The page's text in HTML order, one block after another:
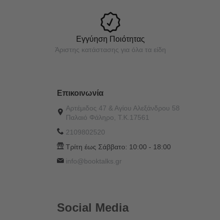
Εγγύηση Ποιότητας
Άριστης κατάστασης για όλα τα είδη
Επικοινωνία
Αρτέμιδος 47 & Αγίου Αλεξάνδρου 58
Παλαιό Φάληρο, Τ.Κ.17561
2109802520
Τρίτη έως Σάββατο: 10:00 - 18:00
info@booktalks.gr
Social Media